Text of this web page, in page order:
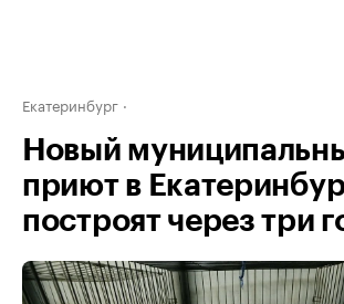
Екатеринбург
Новый
приют в
построят через три